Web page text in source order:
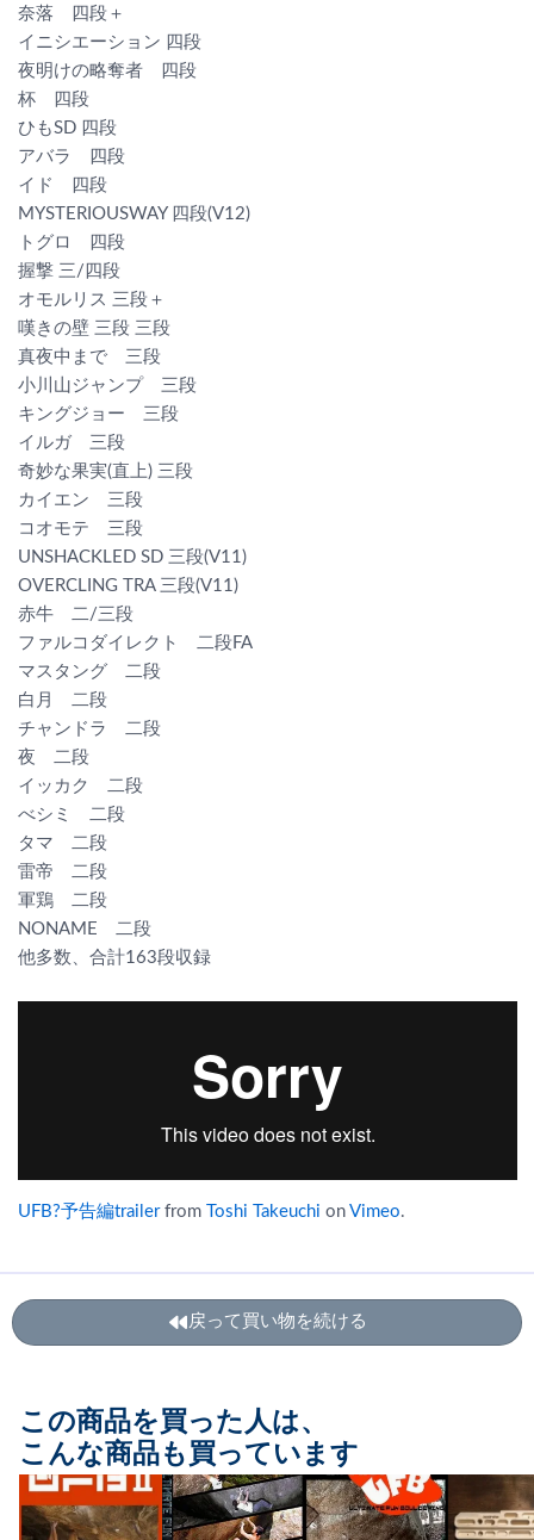
奈落 四段＋
イニシエーション 四段
夜明けの略奪者 四段
杯 四段
ひもSD 四段
アバラ 四段
イド 四段
MYSTERIOUSWAY 四段(V12)
トグロ 四段
握撃 三/四段
オモルリス 三段＋
嘆きの壁 三段 三段
真夜中まで 三段
小川山ジャンプ 三段
キングジョー 三段
イルガ 三段
奇妙な果実(直上) 三段
カイエン 三段
コオモテ 三段
UNSHACKLED SD 三段(V11)
OVERCLING TRA 三段(V11)
赤牛 二/三段
ファルコダイレクト 二段FA
マスタング 二段
白月 二段
チャンドラ 二段
夜 二段
イッカク 二段
べシミ 二段
タマ 二段
雷帝 二段
軍鶏 二段
NONAME 二段
他多数、合計163段収録
UFB?予告編trailerfrom Toshi Takeuchi on Vimeo.
戻って買い物を続ける
この商品を買った人は、
こんな商品も買っています